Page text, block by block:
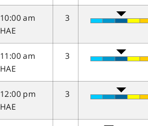
10:00 am
HAE
3
11:00 am
HAE
3
12:00 pm
HAE
3